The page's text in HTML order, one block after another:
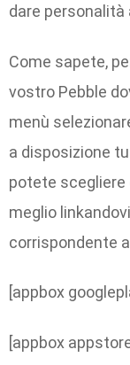
dare personalità
Come sapete,
vostro Pebble
menù
a disposizione
potete scegliere
meglio
corrispondente
[appbox
[appbox